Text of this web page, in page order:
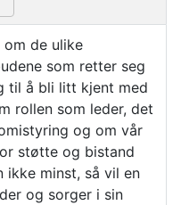
om de ulike
som retter seg
til å bli litt kjent med
rollen som leder, det
og om vår
støtte og bistand
ikke minst, så vil en
og sorger i sin